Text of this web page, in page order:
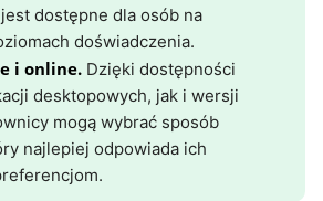
dostępne dla osób na
doświadczenia.
i online. Dzięki dostępności
desktopowych, jak i wersji
mogą wybrać sposób
najlepiej odpowiada ich